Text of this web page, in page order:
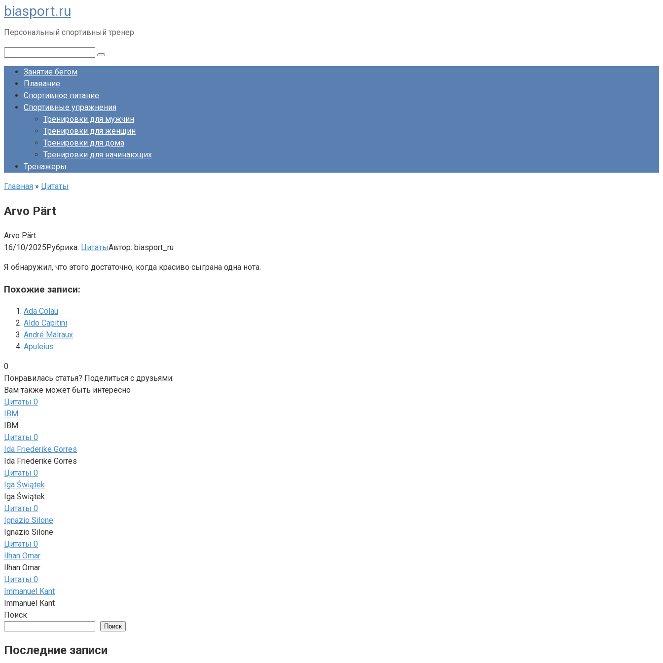
Перейти
к
контенту
biasport.ru
Персональный спортивный тренер
Занятие бегом
Плавание
Спортивное питание
Спортивные упражнения
Тренировки для мужчин
Тренировки для женщин
Тренировки для дома
Тренировки для начинающих
Тренажеры
Главная » Цитаты
Arvo Pärt
Arvo Pärt
16/10/2025Рубрика: ЦитатыАвтор: biasport_ru
Я обнаружил, что этого достаточно, когда красиво сыграна одна нота.
Похожие записи:
Ada Colau
Aldo Capitini
André Malraux
Apuleius
0
Понравилась статья? Поделиться с друзьями:
Вам также может быть интересно
Цитаты 0
IBM
IBM
Цитаты 0
Ida Friederike Görres
Ida Friederike Görres
Цитаты 0
Iga Świątek
Iga Świątek
Цитаты 0
Ignazio Silone
Ignazio Silone
Цитаты 0
Ilhan Omar
Ilhan Omar
Цитаты 0
Immanuel Kant
Immanuel Kant
Поиск
Поиск
Последние записи